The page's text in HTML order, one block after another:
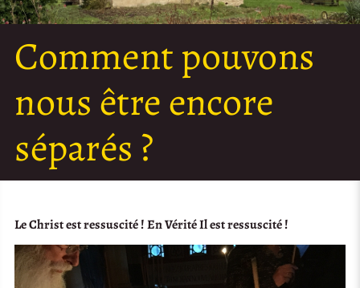
Comment pouvons
nous être encore
séparés ?
Le Christ est ressuscité ! En Vérité Il est ressuscité !